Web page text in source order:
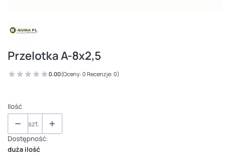
Przelotka A-8x2,5
0.00(Oceny: 0 Recenzje: 0)
Ilość
szt.
Dostępność:
duża ilość